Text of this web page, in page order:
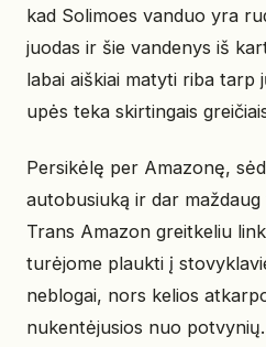
kad Solimoes vanduo yra
juodas ir šie vandenys iš
labai aiškiai matyti riba
upės teka skirtingais
Persikėlę per Amazonę,
autobusiuką ir dar
Trans Amazon greitkeliu
turėjome plaukti į
neblogai, nors kelios
nukentėjusios nuo